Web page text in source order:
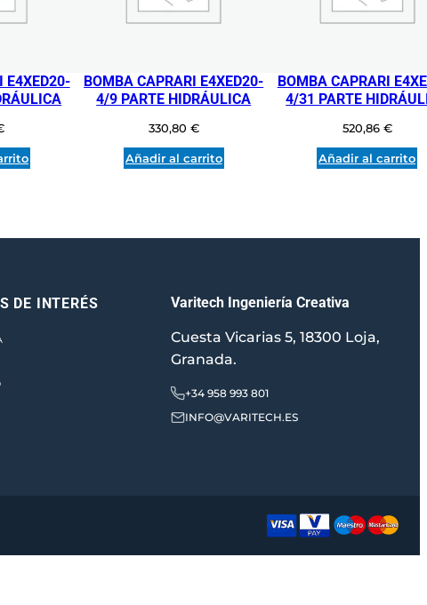
E4XED20-
BOMBA CAPRARI E4XED20-
4/9 PARTE HIDRÁULICA
330,80 €
Añadir al carrito
BOMBA CAPRARI
4/31 PARTE
520,86 €
Añadir al carrito
DE INTERÉS Varitech Ingeniería Creativa
Cuesta Vicarias 5, 18300 Loja,
Granada.
+34 958 993 801
INFO@VARITECH.ES